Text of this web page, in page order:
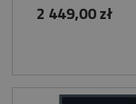
2 449,00 zł